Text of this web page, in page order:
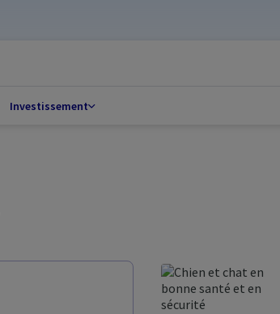
Investissement